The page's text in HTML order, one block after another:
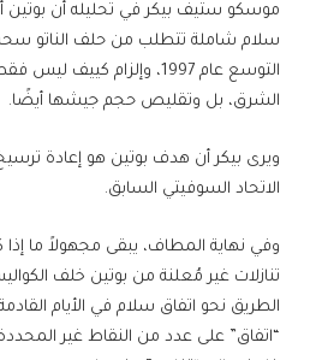
موسكو ستيف بيكر في تحليله أن بوتين
سلام شاملة تتطلب من حلف الناتو
التوسع عام 1997، وإلزام
الشرق، بل وتقليص حجم جيشها أيضًا.
ويرى بيكر أن هدف بوتين هو إعادة
الاتحاد السوفيتي السابق.
وفي نهاية المطاف، يبقى مجهولاً ما
تنازلات غير مُعلنة من بوتين خلف
الطريق نحو اتفاق سلام في الأيام
“اتفاق” على عدد من النقاط غير